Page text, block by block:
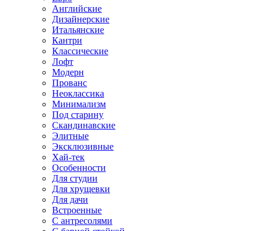
Английские
Дизайнерские
Итальянские
Кантри
Классические
Лофт
Модерн
Прованс
Неоклассика
Минимализм
Под старину
Скандинавские
Элитные
Эксклюзивные
Хай-тек
Особенности
Для студии
Для хрущевки
Для дачи
Встроенные
С антресолями